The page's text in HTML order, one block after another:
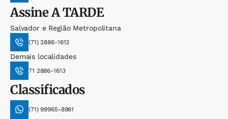
AssineA TARDE
Salvador e Região Metropolitana
(71) 2886-1613
Demais localidades
71 2886-1613
Classificados
(71) 99965-8961